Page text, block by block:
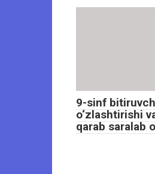
9-sinf
o‘zlashtirishi
qarab saralab